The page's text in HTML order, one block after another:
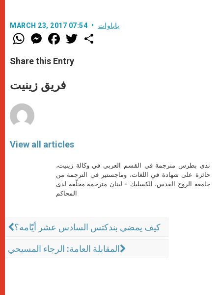
MARCH 23, 2017 07:54 باباوات
W
h
t
s
p
p
M
e
s
e
g
e
F
a
e
b
o
k
w
Share this Entry
فريق زينيت
View all articles
ندى بطرس مترجمة في القسم العربي في وكالة زينيت،
حائزة على شهادة في اللغات، وماجستير في الترجمة من
جامعة الروح القدس، الكسليك - لبنان مترجمة محلّفة لدى
المحاكم
كيف يمضي بندكتس السادس عشر أيّامه؟
المقابلة العامة: الرجاء المسيحي